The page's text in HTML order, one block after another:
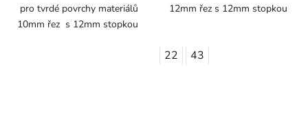
pro tvrdé povrchy materiálů
10mm řez s 12mm stopkou
12mm řez s 12mm stopkou
22 43